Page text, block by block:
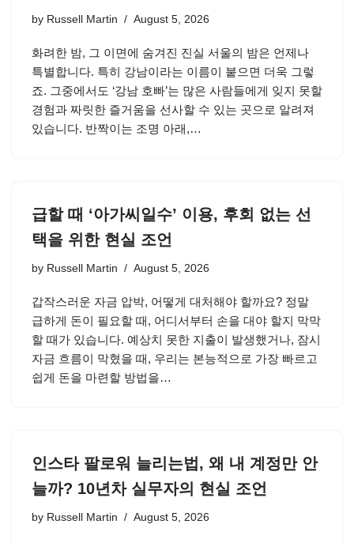
by Russell Martin August 5, 2026
화려한 밤, 그 이면에 숨겨진 진실 서울의 밤은 언제나
특별합니다. 특히 강남이라는 이름이 붙으면 더욱 그렇
죠. 그중에서도 ‘강남 호빠’는 많은 사람들에게 잊지 못할
경험과 짜릿한 즐거움을 선사할 수 있는 곳으로 알려져
있습니다. 반짝이는 조명 아래,…
급할 때 ‘아가씨일수’ 이용, 후회 없는 선
택을 위한 현실 조언
by Russell Martin August 5, 2026
갑작스러운 자금 압박, 어떻게 대처해야 할까요? 정말
급하게 돈이 필요할 때, 어디서부터 손을 대야 할지 막막
할 때가 있습니다. 예상치 못한 지출이 발생했거나, 잠시
자금 흐름이 막혔을 때, 우리는 본능적으로 가장 빠르고
쉽게 돈을 마련할 방법을…
인스타 팔로워 늘리는법, 왜 내 계정만 안
늘까? 10년차 실무자의 현실 조언
by Russell Martin August 5, 2026